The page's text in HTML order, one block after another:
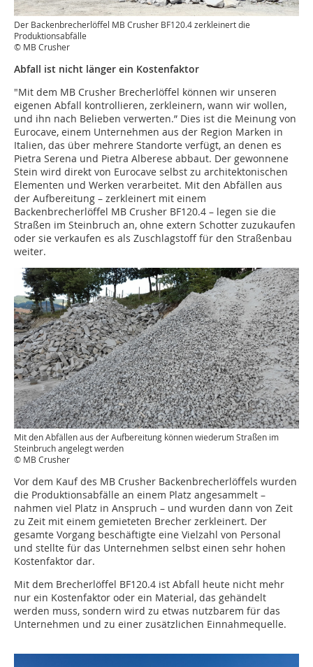
Der Backenbrecherlöffel MB Crusher BF120.4 zerkleinert die
Produktionsabfälle
© MB Crusher
Abfall ist nicht länger ein Kostenfaktor
"Mit dem MB Crusher Brecherlöffel können wir unseren
eigenen Abfall kontrollieren, zerkleinern, wann wir wollen,
und ihn nach Belieben verwerten.” Dies ist die Meinung von
Eurocave, einem Unternehmen aus der Region Marken in
Italien, das über mehrere Standorte verfügt, an denen es
Pietra Serena und Pietra Alberese abbaut. Der gewonnene
Stein wird direkt von Eurocave selbst zu architektonischen
Elementen und Werken verarbeitet. Mit den Abfällen aus
der Aufbereitung – zerkleinert mit einem
Backenbrecherlöffel MB Crusher BF120.4 – legen sie die
Straßen im Steinbruch an, ohne extern Schotter zuzukaufen
oder sie verkaufen es als Zuschlagstoff für den Straßenbau
weiter.
Mit den Abfällen aus der Aufbereitung können wiederum Straßen im
Steinbruch angelegt werden
© MB Crusher
Vor dem Kauf des MB Crusher Backenbrecherlöffels wurden
die Produktionsabfälle an einem Platz angesammelt –
nahmen viel Platz in Anspruch – und wurden dann von Zeit
zu Zeit mit einem gemieteten Brecher zerkleinert. Der
gesamte Vorgang beschäftigte eine Vielzahl von Personal
und stellte für das Unternehmen selbst einen sehr hohen
Kostenfaktor dar.
Mit dem Brecherlöffel BF120.4 ist Abfall heute nicht mehr
nur ein Kostenfaktor oder ein Material, das gehändelt
werden muss, sondern wird zu etwas nutzbarem für das
Unternehmen und zu einer zusätzlichen Einnahmequelle.